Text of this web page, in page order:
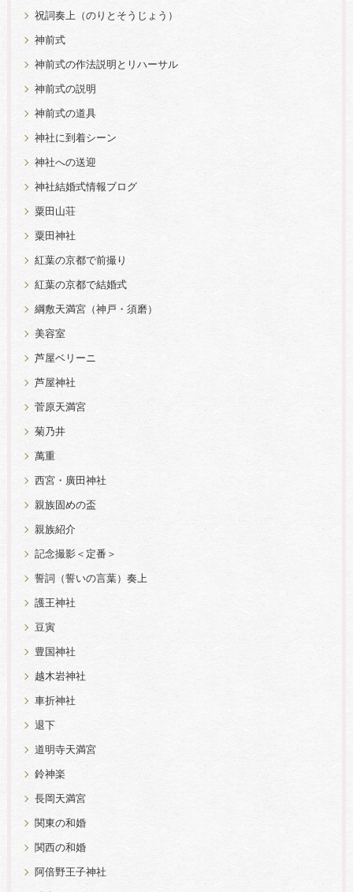
祝詞奏上（のりとそうじょう）
神前式
神前式の作法説明とリハーサル
神前式の説明
神前式の道具
神社に到着シーン
神社への送迎
神社結婚式情報ブログ
粟田山荘
粟田神社
紅葉の京都で前撮り
紅葉の京都で結婚式
綱敷天満宮（神戸・須磨）
美容室
芦屋ベリーニ
芦屋神社
菅原天満宮
菊乃井
萬重
西宮・廣田神社
親族固めの盃
親族紹介
記念撮影＜定番＞
誓詞（誓いの言葉）奏上
護王神社
豆寅
豊国神社
越木岩神社
車折神社
退下
道明寺天満宮
鈴神楽
長岡天満宮
関東の和婚
関西の和婚
阿倍野王子神社